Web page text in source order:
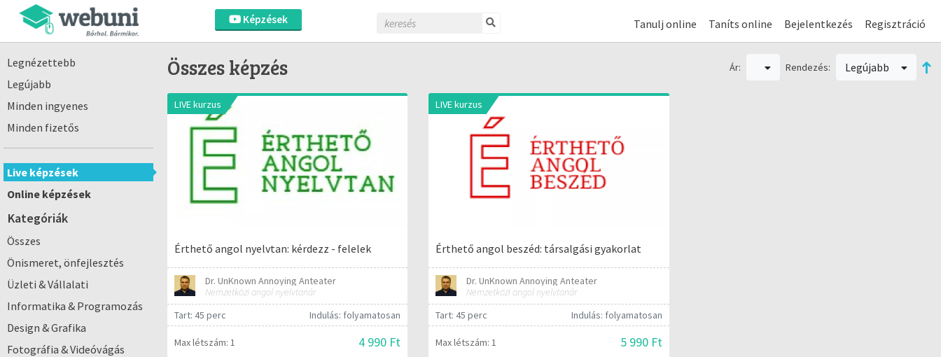
Képzések Tanulj online Taníts online Bejelentkezés Regisztráció
Legnézettebb
Legújabb
Minden ingyenes
Minden fizetős
Live képzések
Online képzések
Kategóriák
Összes
Önismeret, önfejlesztés
Üzleti & Vállalati
Informatika & Programozás
Design & Grafika
Fotográfia & Videóvágás
Összes képzés Ár: Rendezés: Legújabb
LIVE kurzus
Érthető angol nyelvtan: kérdezz - felelek
Dr. UnKnown Annoying Anteater
Nemzetközi angol nyelvtanár
Tart: 45 perc
Indulás: folyamatosan
Max létszám: 1 4 990 Ft
LIVE kurzus
Érthető angol beszéd: társalgási gyakorlat
Dr. UnKnown Annoying Anteater
Nemzetközi angol nyelvtanár
Tart: 45 perc
Indulás: folyamatosan
Max létszám: 1 5 990 Ft